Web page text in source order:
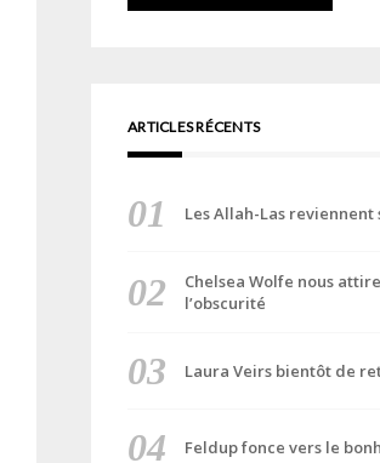
ARTICLES RÉCENTS
Les Allah-Las reviennent
Chelsea Wolfe nous
l’obscurité
Laura Veirs bientôt de
Feldup fonce vers le